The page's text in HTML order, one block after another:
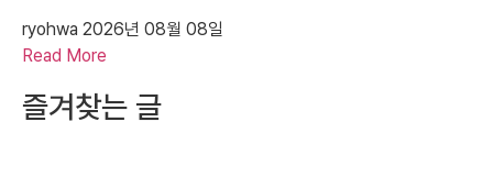
ryohwa 2026년 08월 08일
Read More
즐겨찾는 글